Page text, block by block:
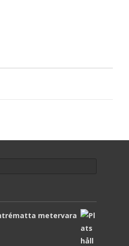
metervara